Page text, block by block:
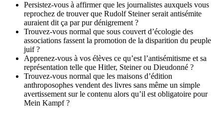
Persistez-vous à affirmer que les journalistes auxquels vous
reprochez de trouver que Rudolf Steiner serait antisémite
auraient dit ça par pur dénigrement ?
Trouvez-vous normal que sous couvert d’écologie des
associations fassent la promotion de la disparition du peuple
juif ?
Apprenez-vous à vos élèves ce qu’est l’antisémitisme et sa
représentation telle que Hitler, Steiner ou Dieudonné ?
Trouvez-vous normal que les maisons d’édition
anthroposophes vendent des livres sans même un simple
avertissement sur le contenu alors qu’il est obligatoire pour
Mein Kampf ?